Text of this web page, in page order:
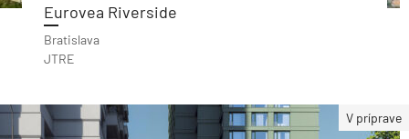
Eurovea Riverside
Bratislava
JTRE
V príprave